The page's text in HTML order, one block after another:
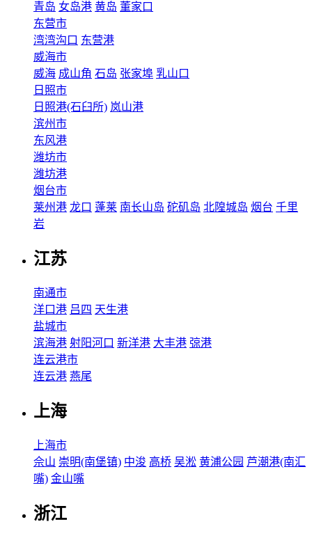
青岛 女岛港 黄岛 董家口
东营市
湾湾沟口 东营港
威海市
威海 成山角 石岛 张家埠 乳山口
日照市
日照港(石臼所) 岚山港
滨州市
东风港
潍坊市
潍坊港
烟台市
莱州港 龙口 蓬莱 南长山岛 砣矶岛 北隍城岛 烟台 千里
岩
江苏
南通市
洋口港 吕四 天生港
盐城市
滨海港 射阳河口 新洋港 大丰港 弶港
连云港市
连云港 燕尾
上海
上海市
佘山 崇明(南堡镇) 中浚 高桥 吴淞 黄浦公园 芦潮港(南汇
嘴) 金山嘴
浙江